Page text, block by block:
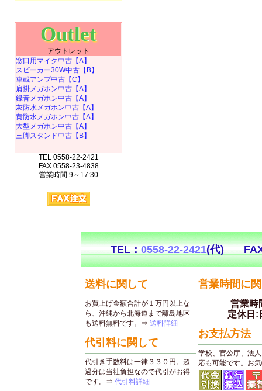
Outlet
アウトレット
窓口用マイク中古【A】
スピーカー30W中古【B】
車載アンプ中古【C】
肩掛メガホン中古【A】
録音メガホン中古【A】
灰防水メガホン中古【A】
黄防水メガホン中古【A】
大型メガホン中古【A】
三脚スタンド中古【B】
TEL 0558-22-2421
FAX 0558-23-4838
営業時間 9～17:30